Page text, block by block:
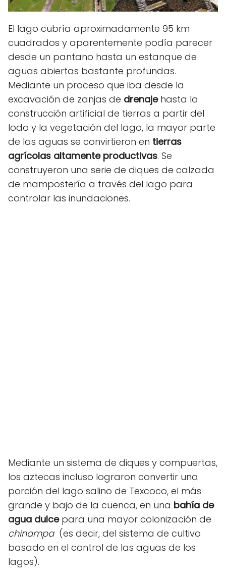
El lago cubría aproximadamente 95 km
cuadrados y aparentemente podía parecer
desde un pantano hasta un estanque de
aguas abiertas bastante profundas.
Mediante un proceso que iba desde la
excavación de zanjas de drenajehasta la
construcción artificial de tierras a partir del
lodo y la vegetación del lago, la mayor parte
de las aguas se convirtieron en tierras
agrícolas altamente productivas. Se
construyeron una serie de diques de calzada
de mampostería a través del lago para
controlar las inundaciones.
Mediante un sistema de diques y compuertas,
los aztecas incluso lograron convertir una
porción del lago salino de Texcoco, el más
grande y bajo de la cuenca, en una bahía de
agua dulcepara una mayor colonización de
chinampa (es decir, del sistema de cultivo
basado en el control de las aguas de los
lagos).